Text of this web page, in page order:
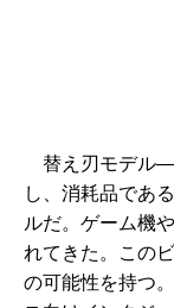
替え刃モデル
し、消耗品であ
ルだ。ゲーム機
れてきた。この
の可能性を持つ